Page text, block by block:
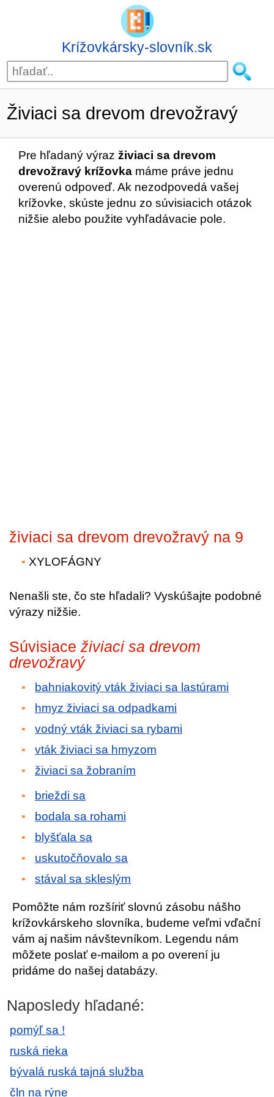
Krížovkársky-slovník.sk
Živiaci sa drevom drevožravý
Pre hľadaný výraz živiaci sa drevom
drevožravý krížovka máme práve jednu
overenú odpoveď. Ak nezodpovedá vašej
krížovke, skúste jednu zo súvisiacich otázok
nižšie alebo použite vyhľadávacie pole.
živiaci sa drevom drevožravý na 9
XYLOFÁGNY
Nenašli ste, čo ste hľadali? Vyskúšajte podobné
výrazy nižšie.
Súvisiace živiaci sa drevom
drevožravý
bahniakovitý vták živiaci sa lastúrami
hmyz živiaci sa odpadkami
vodný vták živiaci sa rybami
vták živiaci sa hmyzom
živiaci sa žobraním
brieždi sa
bodala sa rohami
blyšťala sa
uskutočňovalo sa
stával sa skleslým
Pomôžte nám rozšíriť slovnú zásobu nášho
krížovkárskeho slovníka, budeme veľmi vďační
vám aj našim návštevníkom. Legendu nám
môžete poslať e-mailom a po overení ju
pridáme do našej databázy.
Naposledy hľadané:
pomýľ sa !
ruská rieka
bývalá ruská tajná služba
čln na rýne